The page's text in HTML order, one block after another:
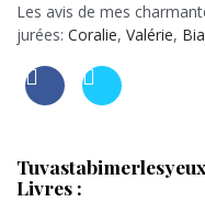
Les avis de mes
jurées: Coralie, Valérie,
Livres :